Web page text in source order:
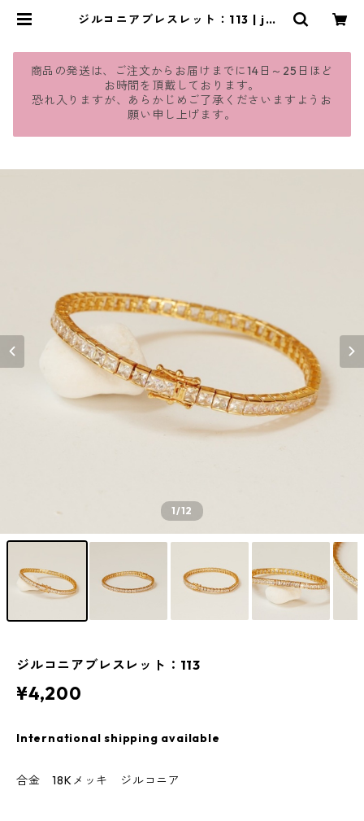
ジルコニアブレスレット：113 | jma
商品の発送は、ご注文からお届けまでに14日～25日ほど
お時間を頂戴しております。
恐れ入りますが、あらかじめご了承くださいますようお
願い申し上げます。
1/12
ジルコニアブレスレット：113
¥4,200
International shipping available
合金 18Kメッキ ジルコニア